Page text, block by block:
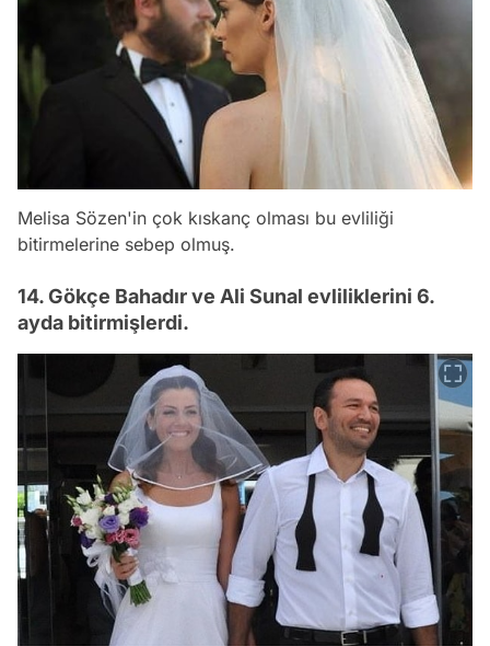
Melisa Sözen'in çok kıskanç olması bu evliliği
bitirmelerine sebep olmuş.
14. Gökçe Bahadır ve Ali Sunal evliliklerini 6.
ayda bitirmişlerdi.